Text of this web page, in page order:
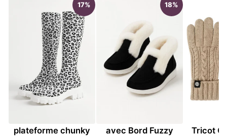
17%
plateforme chunky
18%
avec Bord Fuzzy
Tricot